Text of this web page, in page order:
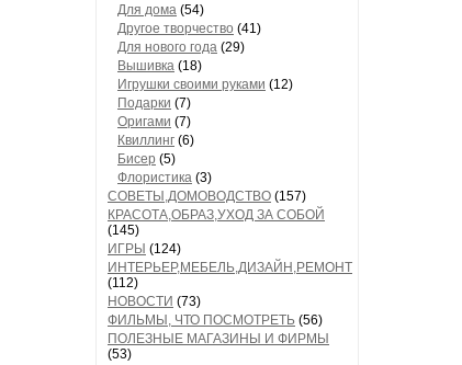
Для дома (54)
Другое творчество (41)
Для нового года (29)
Вышивка (18)
Игрушки своими руками (12)
Подарки (7)
Оригами (7)
Квиллинг (6)
Бисер (5)
Флористика (3)
СОВЕТЫ,ДОМОВОДСТВО (157)
КРАСОТА,ОБРАЗ,УХОД ЗА СОБОЙ
(145)
ИГРЫ (124)
ИНТЕРЬЕР,МЕБЕЛЬ,ДИЗАЙН,РЕМОНТ
(112)
НОВОСТИ (73)
ФИЛЬМЫ, ЧТО ПОСМОТРЕТЬ (56)
ПОЛЕЗНЫЕ МАГАЗИНЫ И ФИРМЫ
(53)